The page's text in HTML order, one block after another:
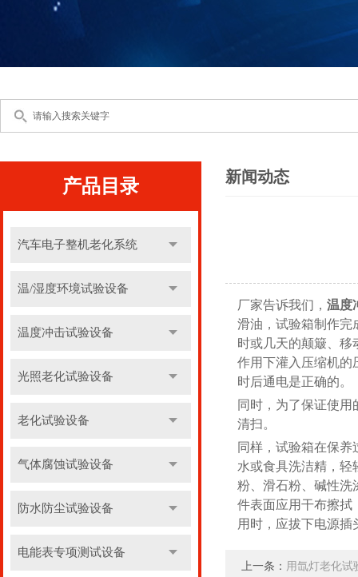
产品目录
汽车电子整机老化系统
温/湿度环境试验设备
温度冲击试验设备
光照老化试验设备
老化试验设备
气体腐蚀试验设备
防水防尘试验设备
电能表专项测试设备
新闻动态
厂家告诉我们， 温度
滑油，试验箱制作完
时或几天的颠簸、移
作用下灌入压缩机的
时后通电是正确的。
同时，为了保证使
清扫。
同样，试验箱在保
水或食具洗洁精，轻
粉、滑石粉、碱性洗
件表面应用干布擦拭
用时，应拔下电源
上一条： 用氙灯老化试